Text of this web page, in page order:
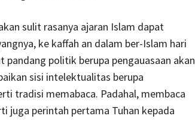
sulit rasanya ajaran Islam dapat
ke kaffah an dalam ber-Islam hari
pandang politik berupa pengauasaan akan
sisi intelektualitas berupa
tradisi memabaca. Padahal, membaca
juga perintah pertama Tuhan kepada